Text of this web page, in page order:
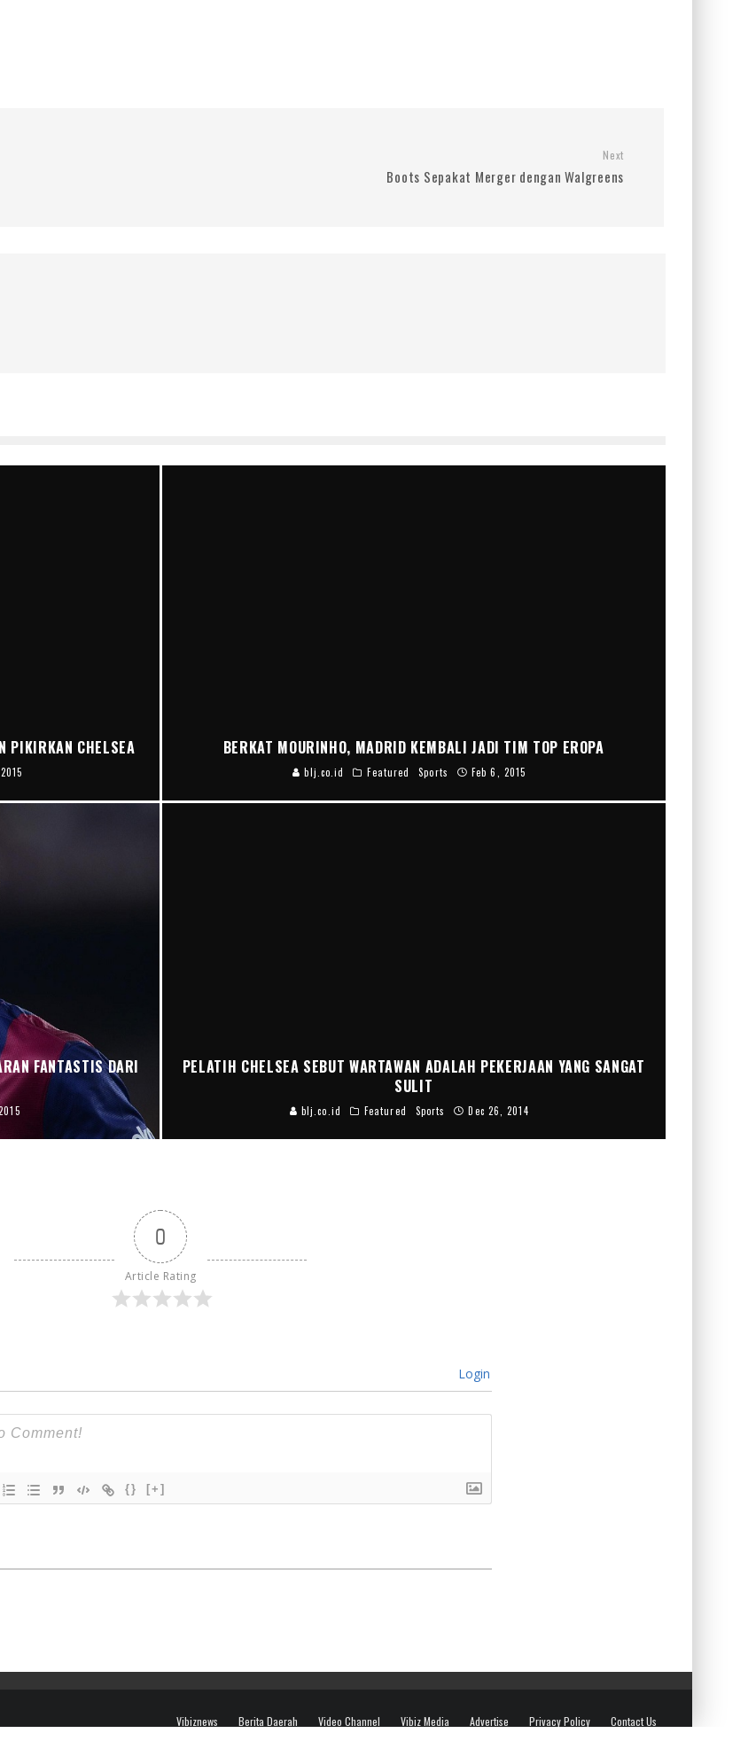
Next
Boots Sepakat Merger dengan Walgreens
PIKIRKAN CHELSEA BERKAT MOURINHO, MADRID KEMBALI JADI TIM TOP EROPA
blj.co.id Featured Sports Feb 6, 2015
FANTASTIS DARI
PELATIH CHELSEA SEBUT WARTAWAN ADALAH PEKERJAAN YANG SANGAT
SULIT
blj.co.id Featured Sports Dec 26, 2014
0
Article Rating
Login
{} [+]
Vibiznews Berita Daerah Video Channel Vibiz Media Advertise Privacy Policy Contact Us